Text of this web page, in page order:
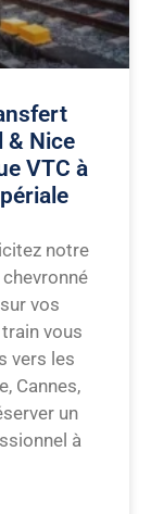
& Nice
VTC à
notre
vos
vous
vers les
Cannes,
un
à